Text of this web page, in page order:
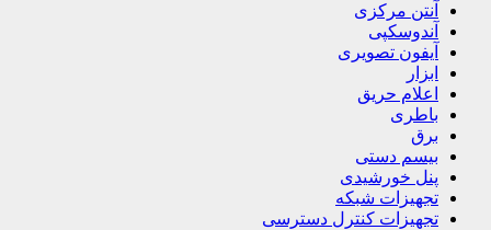
آنتن مرکزی
آندوسکپی
آیفون تصویری
ابزار
اعلام حریق
باطری
برق
بیسم دستی
پنل خورشیدی
تجهیزات شبکه
تجهیزات کنترل دسترسی